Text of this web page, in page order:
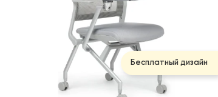
Бесплатный дизайн